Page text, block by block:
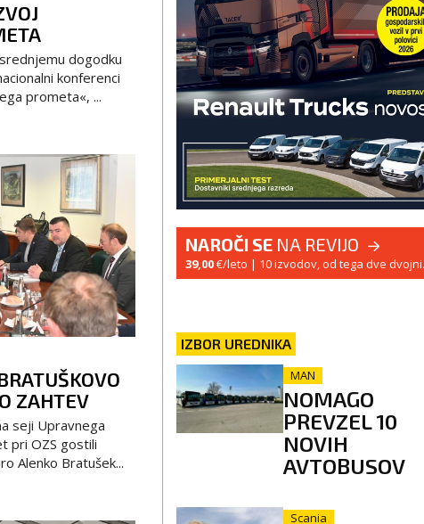
dogodku
konferenci
prometa«, ...
ZAHTEV
seji Upravnega
pri OZS gostili
Alenko Bratušek...
NAROČI SE NA REVIJO
39,00€/leto | 10 izvodov, od tega dve dvojni.
IZBOR UREDNIKA
MAN
NOMAGO
PREVZEL 10
NOVIH
AVTOBUSOV
Scania